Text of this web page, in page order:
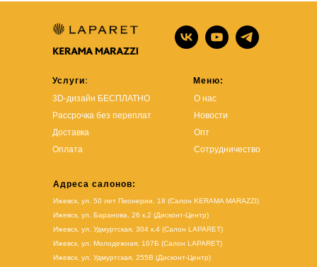
Услуги:
3D-дизайн БЕСПЛАТНО
Рассрочка без переплат
Доставка
Оплата
Меню:
О нас
Новости
Опт
Сотрудничество
Адреса салонов:
Ижевск, ул. 50 лет Пионерии, 18 (Салон KERAMA MARAZZI)
Ижевск, ул. Баранова, 26 к.2 (Дисконт-Центр)
Ижевск, ул. Удмуртская, 304 к.4 (Салон LAPARET)
Ижевск, ул. Молодежная, 107Б (Салон LAPARET)
Ижевск, ул. Удмуртская, 255В (Дисконт-Центр)